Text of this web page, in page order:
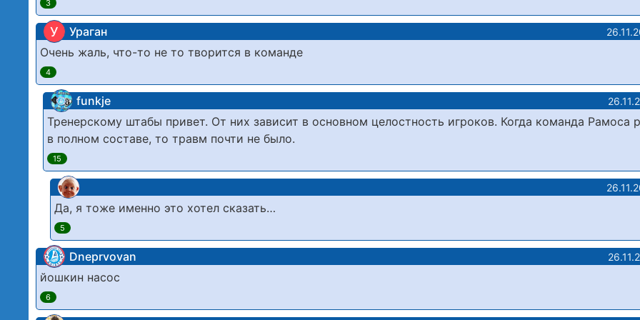
3
У Ураган
Очень жаль, что-то не то творится в команде
4
funkje
Тренерскому штабы привет. От них зависит в основном целостность игроков. Когда команда Рамоса
в полном составе, то травм почти не было.
15
Да, я тоже именно это хотел сказать…
5
Dneprvovan
йошкин насос
6